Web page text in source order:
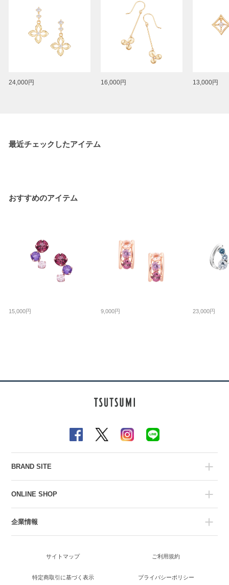
24,000円 16,000円 13,000円
最近チェックしたアイテム
おすすめのアイテム
15,000円 9,000円 23,000円
BRAND SITE
ONLINE SHOP
企業情報
サイトマップ ご利用規約
特定商取引に基づく表示 プライバシーポリシー